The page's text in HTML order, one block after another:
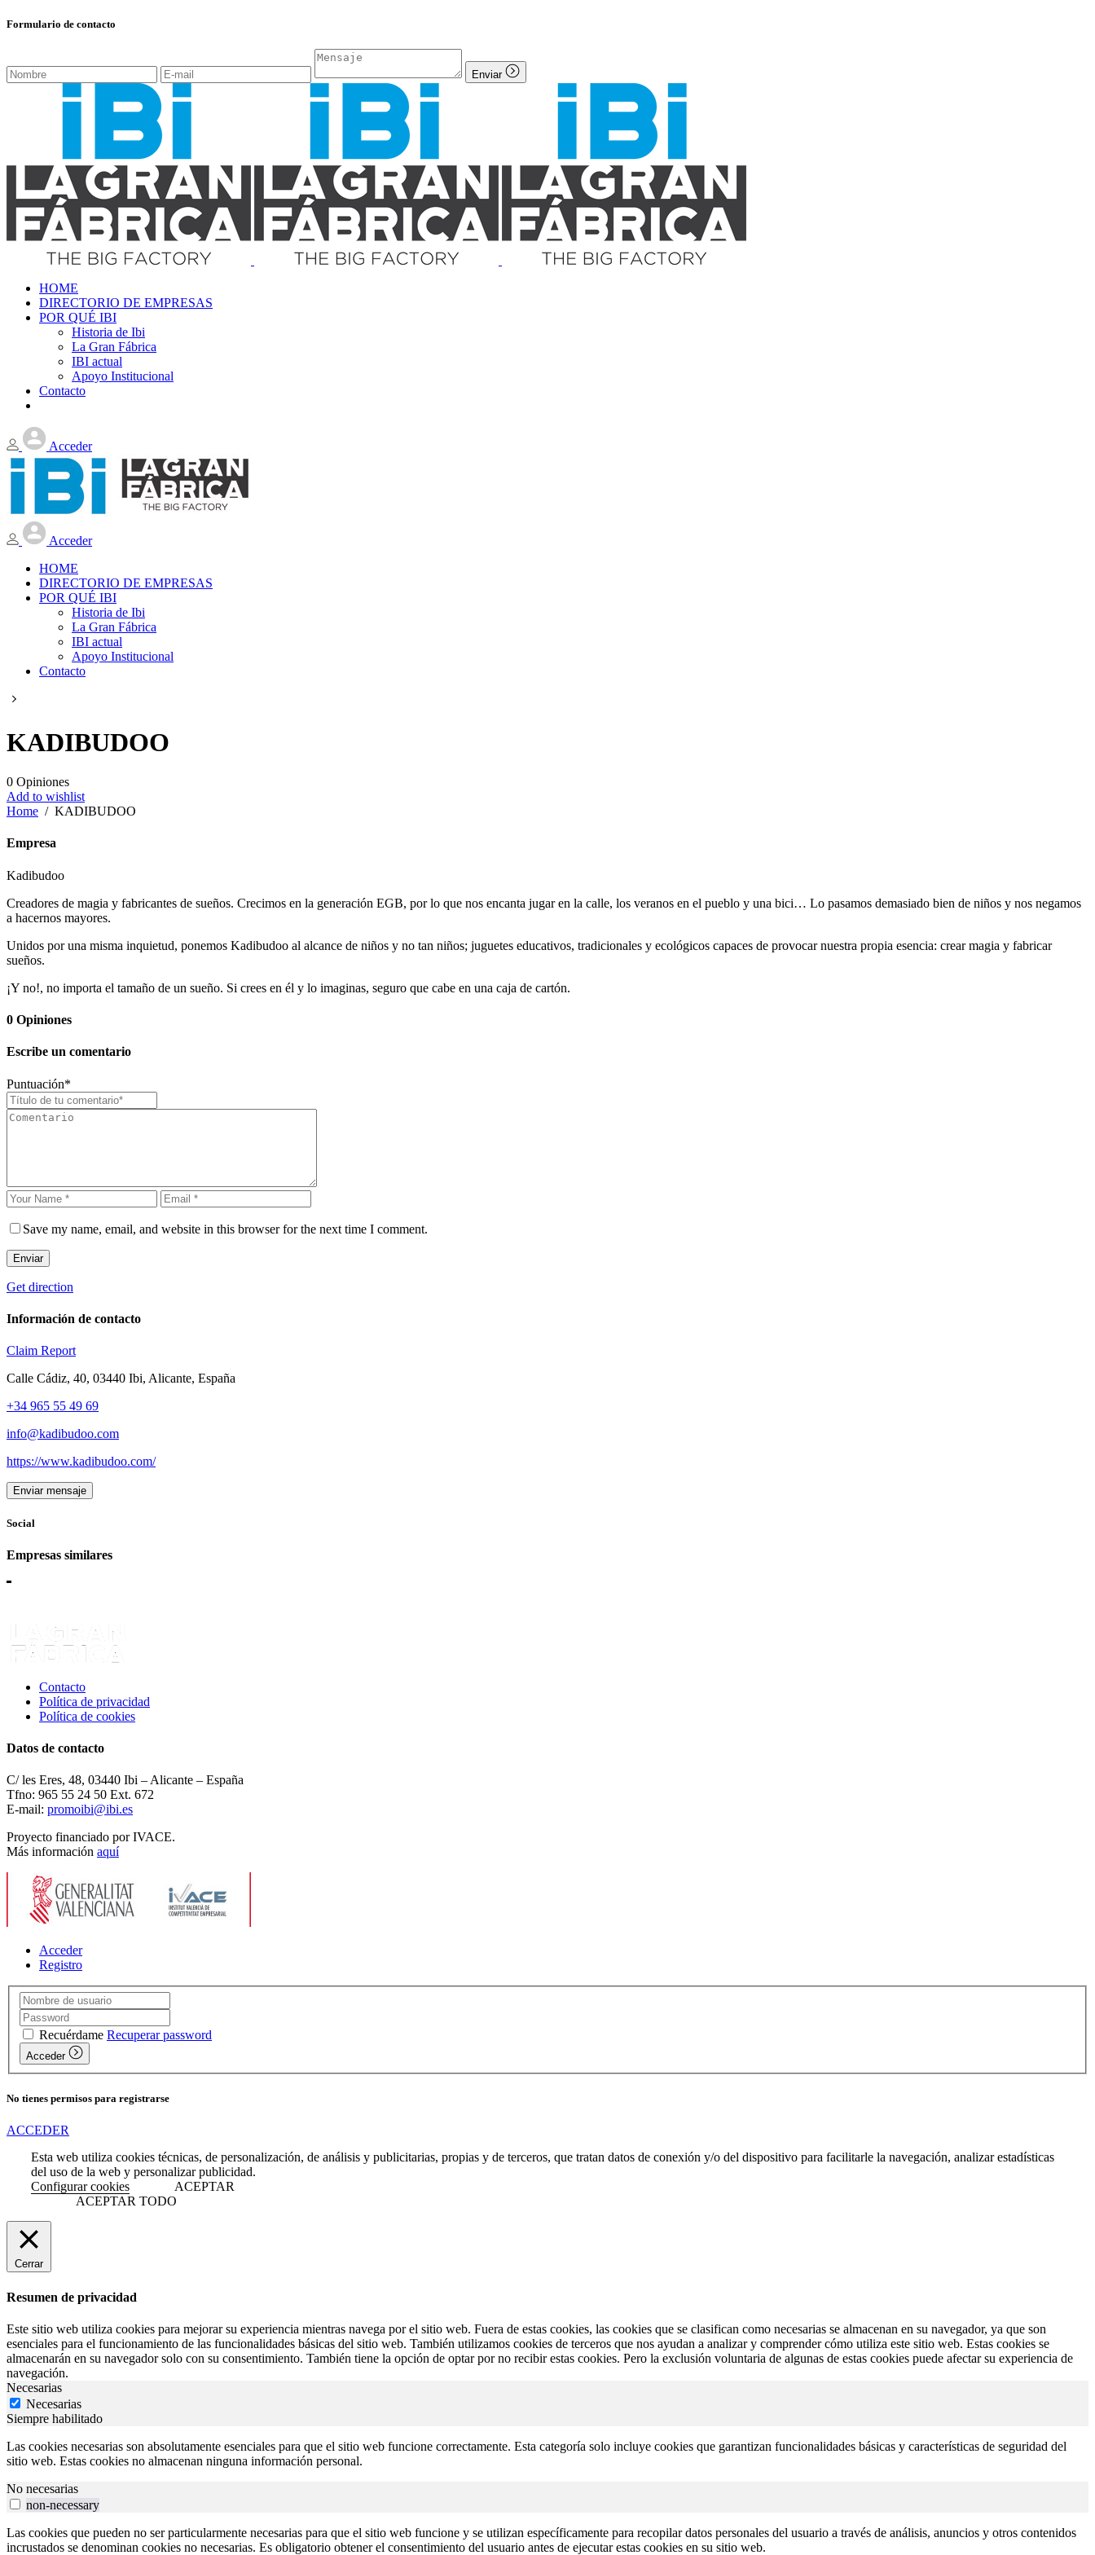
Formulario de contacto
Enviar
HOME
DIRECTORIO DE EMPRESAS
POR QUÉ IBI
Historia de Ibi
La Gran Fábrica
IBI actual
Apoyo Institucional
Contacto
Acceder
Acceder
HOME
DIRECTORIO DE EMPRESAS
POR QUÉ IBI
Historia de Ibi
La Gran Fábrica
IBI actual
Apoyo Institucional
Contacto
KADIBUDOO
0 Opiniones
Add to wishlist
Home / KADIBUDOO
Empresa
Kadibudoo
Creadores de magia y fabricantes de sueños. Crecimos en la generación EGB, por lo que nos encanta jugar en la calle, los veranos en el pueblo y una bici… Lo pasamos demasiado bien de niños y nos negamos
a hacernos mayores.
Unidos por una misma inquietud, ponemos Kadibudoo al alcance de niños y no tan niños; juguetes educativos, tradicionales y ecológicos capaces de provocar nuestra propia esencia: crear magia y fabricar
sueños.
¡Y no!, no importa el tamaño de un sueño. Si crees en él y lo imaginas, seguro que cabe en una caja de cartón.
0 Opiniones
Escribe un comentario
Puntuación*
Save my name, email, and website in this browser for the next time I comment.
Enviar
Get direction
Información de contacto
Claim Report
Calle Cádiz, 40, 03440 Ibi, Alicante, España
+34 965 55 49 69
info@kadibudoo.com
https://www.kadibudoo.com/
Enviar mensaje
Social
Empresas similares
Contacto
Política de privacidad
Política de cookies
Datos de contacto
C/ les Eres, 48, 03440 Ibi – Alicante – España
Tfno: 965 55 24 50 Ext. 672
E-mail: promoibi@ibi.es
Proyecto financiado por IVACE.
Más información aquí
Acceder
Registro
Recuérdame Recuperar password
Acceder
No tienes permisos para registrarse
ACCEDER
Esta web utiliza cookies técnicas, de personalización, de análisis y publicitarias, propias y de terceros, que tratan datos de conexión y/o del dispositivo para facilitarle la navegación, analizar estadísticas
del uso de la web y personalizar publicidad.
Configurar cookies
ACEPTAR
ACEPTAR TODO
Cerrar
Resumen de privacidad
Este sitio web utiliza cookies para mejorar su experiencia mientras navega por el sitio web. Fuera de estas cookies, las cookies que se clasifican como necesarias se almacenan en su navegador, ya que son
esenciales para el funcionamiento de las funcionalidades básicas del sitio web. También utilizamos cookies de terceros que nos ayudan a analizar y comprender cómo utiliza este sitio web. Estas cookies se
almacenarán en su navegador solo con su consentimiento. También tiene la opción de optar por no recibir estas cookies. Pero la exclusión voluntaria de algunas de estas cookies puede afectar su experiencia de
navegación.
Necesarias
Necesarias
Siempre habilitado
Las cookies necesarias son absolutamente esenciales para que el sitio web funcione correctamente. Esta categoría solo incluye cookies que garantizan funcionalidades básicas y características de seguridad del
sitio web. Estas cookies no almacenan ninguna información personal.
No necesarias
non-necessary
Las cookies que pueden no ser particularmente necesarias para que el sitio web funcione y se utilizan específicamente para recopilar datos personales del usuario a través de análisis, anuncios y otros contenidos
incrustados se denominan cookies no necesarias. Es obligatorio obtener el consentimiento del usuario antes de ejecutar estas cookies en su sitio web.